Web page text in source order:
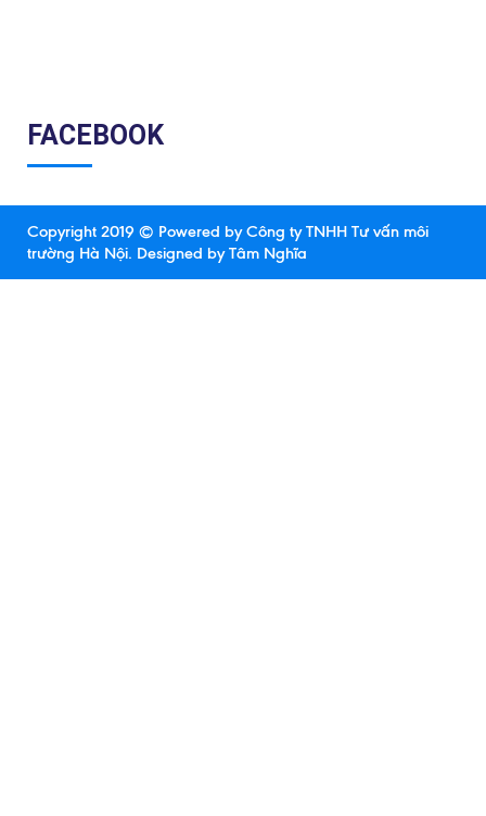
FACEBOOK
Copyright 2019 © Powered by Công ty TNHH Tư vấn môi
trường Hà Nội. Designed by Tâm Nghĩa